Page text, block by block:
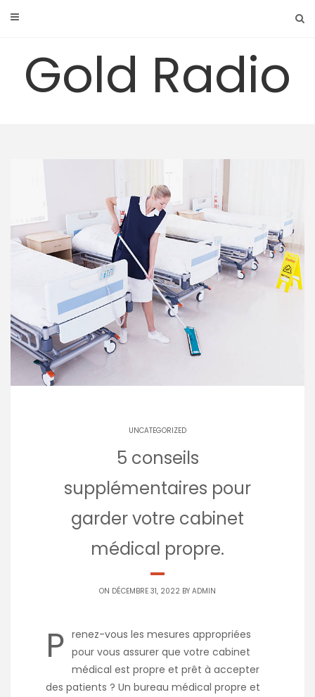
Gold Radio
UNCATEGORIZED
5 conseils
supplémentaires pour
garder votre cabinet
médical propre.
ON DÉCEMBRE 31, 2022 BY ADMIN
P renez-vous les mesures appropriées
pour vous assurer que votre cabinet
médical est propre et prêt à accepter
des patients ? Un bureau médical propre et